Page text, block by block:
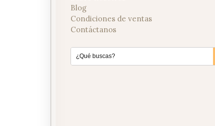
Blog
Condiciones de ventas
Contáctanos